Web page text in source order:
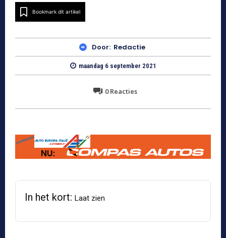
Bookmark dit artikel
Door: Redactie
maandag 6 september 2021
0Reacties
In het kort: Laat zien